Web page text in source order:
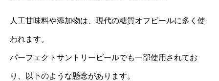
人工甘味料や添加物は、現代の糖質オフビールに多く使
われます。
パーフェクトサントリービールでも一部使用されてお
り、以下のような懸念があります。